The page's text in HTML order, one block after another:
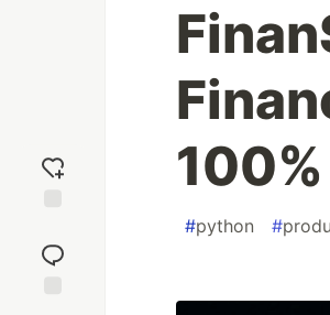
reaction
#python #